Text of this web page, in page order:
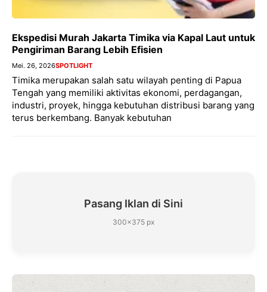
Ekspedisi Murah Jakarta Timika via Kapal Laut untuk
Pengiriman Barang Lebih Efisien
Mei. 26, 2026SPOTLIGHT
Timika merupakan salah satu wilayah penting di Papua
Tengah yang memiliki aktivitas ekonomi, perdagangan,
industri, proyek, hingga kebutuhan distribusi barang yang
terus berkembang. Banyak kebutuhan
Pasang Iklan di Sini
300×375 px